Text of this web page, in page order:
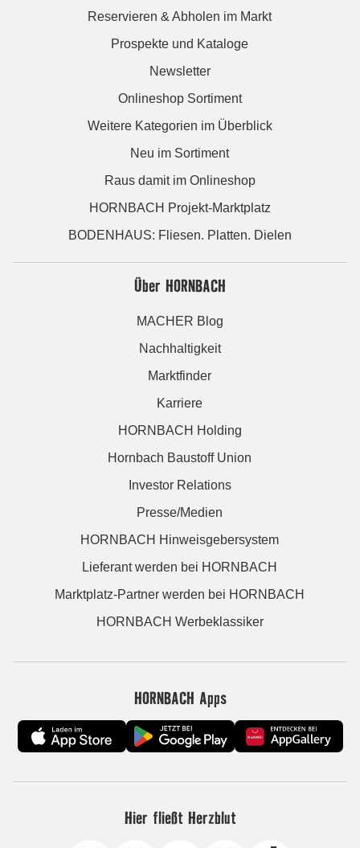
Reservieren & Abholen im Markt
Prospekte und Kataloge
Newsletter
Onlineshop Sortiment
Weitere Kategorien im Überblick
Neu im Sortiment
Raus damit im Onlineshop
HORNBACH Projekt-Marktplatz
BODENHAUS: Fliesen. Platten. Dielen
Über HORNBACH
MACHER Blog
Nachhaltigkeit
Marktfinder
Karriere
HORNBACH Holding
Hornbach Baustoff Union
Investor Relations
Presse/Medien
HORNBACH Hinweisgebersystem
Lieferant werden bei HORNBACH
Marktplatz-Partner werden bei HORNBACH
HORNBACH Werbeklassiker
HORNBACH Apps
Hier fließt Herzblut